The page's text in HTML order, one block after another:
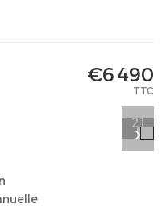
€6 490
TTC
21